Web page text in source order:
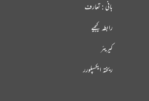
بانی : تعارف
رابطہ کیجیے
کیریئر
ریختہ ایکسپلورر